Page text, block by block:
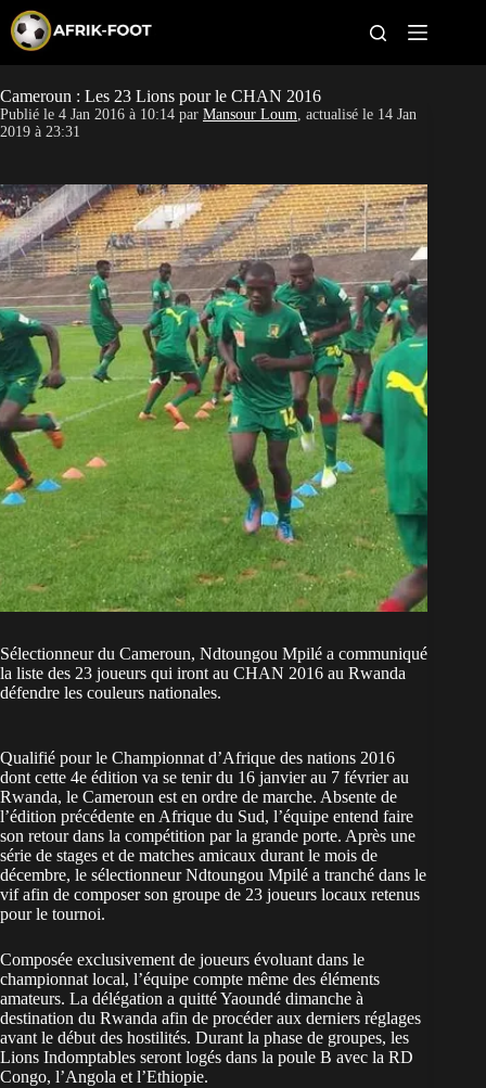
p
o
c
t
e
n
t
CAN féminine
Pays
Clubs
Classement
Paris sportifs
Cameroun : Les 23 Lions pour le CHAN 2016
Publié le 4 Jan 2016 à 10:14 par Mansour Loum, actualisé le 14 Jan
2019 à 23:31
Sélectionneur du Cameroun, Ndtoungou Mpilé a communiqué
la liste des 23 joueurs qui iront au CHAN 2016 au Rwanda
défendre les couleurs nationales.
Qualifié pour le Championnat d’Afrique des nations 2016
dont cette 4e édition va se tenir du 16 janvier au 7 février au
Rwanda, le Cameroun est en ordre de marche. Absente de
l’édition précédente en Afrique du Sud, l’équipe entend faire
son retour dans la compétition par la grande porte. Après une
série de stages et de matches amicaux durant le mois de
décembre, le sélectionneur Ndtoungou Mpilé a tranché dans le
vif afin de composer son groupe de 23 joueurs locaux retenus
pour le tournoi.
Composée exclusivement de joueurs évoluant dans le
championnat local, l’équipe compte même des éléments
amateurs. La délégation a quitté Yaoundé dimanche à
destination du Rwanda afin de procéder aux derniers réglages
avant le début des hostilités. Durant la phase de groupes, les
Lions Indomptables seront logés dans la poule B avec la RD
Congo, l’Angola et l’Ethiopie.